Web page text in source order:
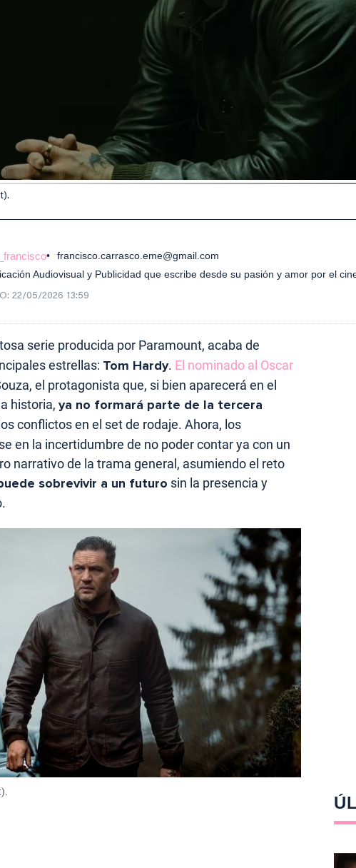
francisco.carrasco.eme@gmail.com
Audiovisual y Publicidad que escribe desde su pasión y amor por el
22/05/2026 13:59
serie producida por Paramount, acaba de
estrellas: Tom Hardy. El nominado al Oscar
el protagonista que, si bien aparecerá en el
historia, ya no formará parte de la tercera
conflictos en el set de rodaje. Ahora, los
en la incertidumbre de no poder contar ya con un
narrativo de la trama general, asumiendo el reto
sobrevivir a un futuro sin la presencia y